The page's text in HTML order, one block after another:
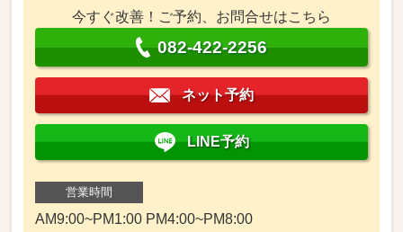
今すぐ改善！ご予約、お問合せはこちら
082-422-2256
ネット予約
LINE予約
営業時間
AM9:00~PM1:00 PM4:00~PM8:00